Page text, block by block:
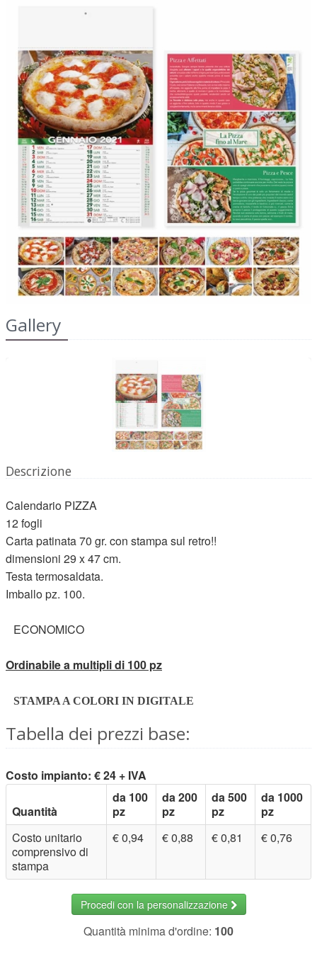
nazionale degli aiuti di Stato di cui all'art. 52 della
https://www.rna.gov.it/
LOGIN
REGISTRATI
Gallery
Descrizione
Calendario PIZZA
12 fogli
Carta patinata 70 gr. con stampa sul retro!!
dimensioni 29 x 47 cm.
Testa termosaldata.
Imballo pz. 100.
ECONOMICO
Ordinabile a multipli di 100 pz
STAMPA A COLORI IN DIGITALE
Tabella dei prezzi base:
Costo impianto: € 24 + IVA
Quantità
da 100
pz
da 200
pz
da 500
pz
da 1000
pz
Costo unitario
comprensivo di
stampa
€ 0,94 € 0,88 € 0,81 € 0,76
Procedi con la personalizzazione
Quantità minima d'ordine: 100